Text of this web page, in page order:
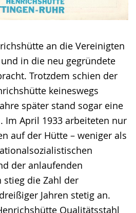
an die Vereinigten
in die neu gegründete
Trotzdem schien der
keineswegs
später stand sogar eine
Im April 1933 arbeiteten nur
auf der Hütte – weniger als
der anlaufenden
die Zahl der
Jahren stetig an.
Qualitätsstahl